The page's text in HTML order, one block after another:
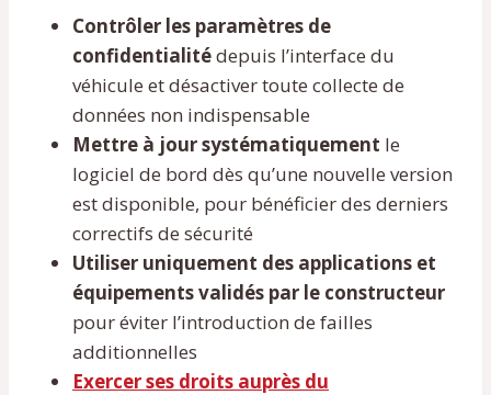
Contrôler les paramètres de
confidentialitédepuis l’interface du
véhicule et désactiver toute collecte de
données non indispensable
Mettre à jour systématiquement le
logiciel de bord dès qu’une nouvelle version
est disponible, pour bénéficier des derniers
correctifs de sécurité
Utiliser uniquement des applications et
équipements validés par le constructeur
pour éviter l’introduction de failles
additionnelles
Exercer ses droits auprès du